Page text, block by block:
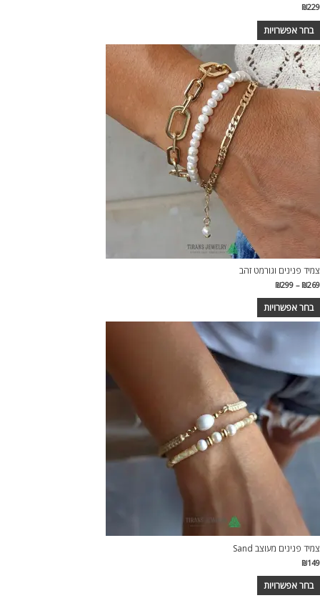
₪229
בחר אפשרויות
צמיד פנינים וגורמט זהב
₪269
–
₪299
בחר אפשרויות
צמיד פנינים מעוצב Sand
₪149
בחר אפשרויות